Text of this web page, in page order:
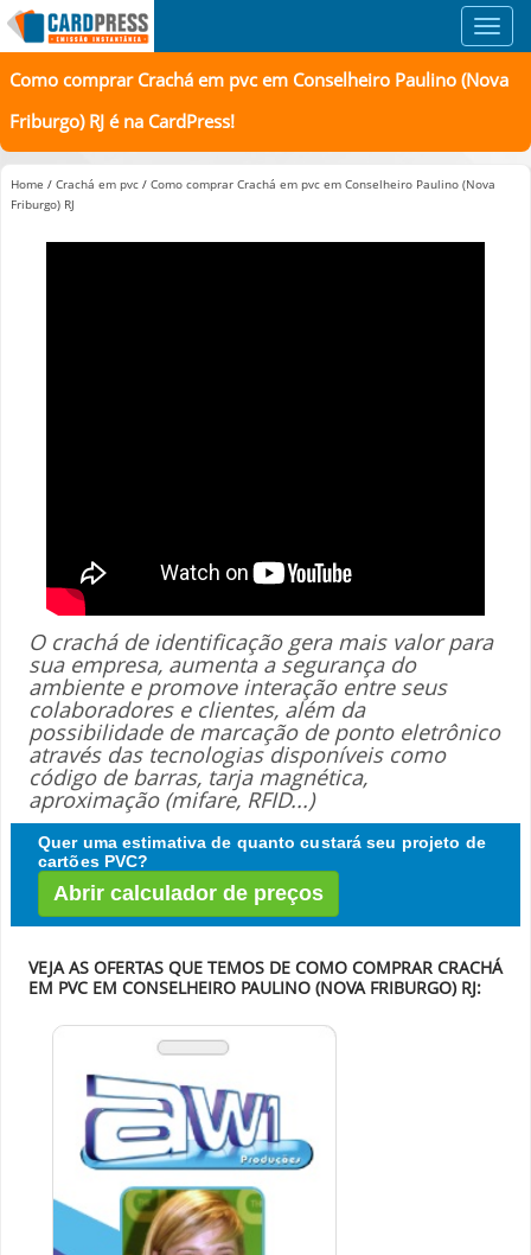
Como comprar Crachá em pvc em Conselheiro Paulino (Nova
Friburgo) RJ é na CardPress!
Home / Crachá em pvc / Como comprar Crachá em pvc em Conselheiro Paulino (Nova
Friburgo) RJ
O crachá de identificação gera mais valor para
sua empresa, aumenta a segurança do
ambiente e promove interação entre seus
colaboradores e clientes, além da
possibilidade de marcação de ponto eletrônico
através das tecnologias disponíveis como
código de barras, tarja magnética,
aproximação (mifare, RFID...)
Quer uma estimativa de quanto custará seu projeto de
cartões PVC?
Abrir calculador de preços
VEJA AS OFERTAS QUE TEMOS DE COMO COMPRAR CRACHÁ
EM PVC EM CONSELHEIRO PAULINO (NOVA FRIBURGO) RJ: